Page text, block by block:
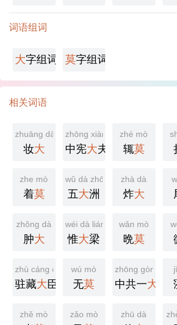
词语组词
大字组词 莫字组词
相关词语
zhuāng dà
妆大
zhōng xiàn dài fū
中宪大夫
zhé mò
辄莫
zhe mò
着莫
wǔ dà zhōu
五大洲
zhà dà
炸大
zhǒng dà
肿大
wéi dà liáng
惟大梁
wǎn mò
晩莫
zhù cáng dà chén
驻藏大臣
wú mò
无莫
zhōng gòng yī
中共一大
zhě mò zǎo mò zhū dà